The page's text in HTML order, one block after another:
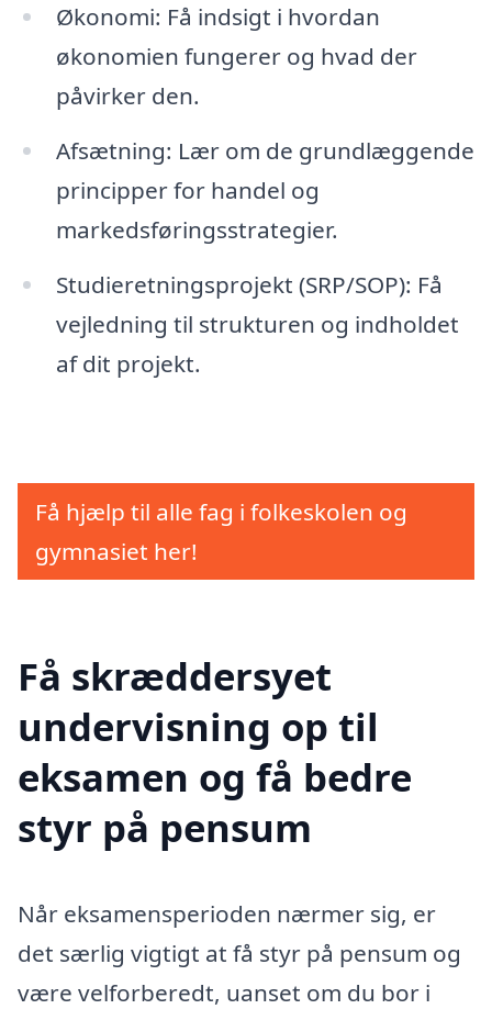
Økonomi: Få indsigt i hvordan
økonomien fungerer og hvad der
påvirker den.
Afsætning: Lær om de grundlæggende
principper for handel og
markedsføringsstrategier.
Studieretningsprojekt (SRP/SOP): Få
vejledning til strukturen og indholdet
af dit projekt.
Få hjælp til alle fag i folkeskolen og
gymnasiet her!
Få skræddersyet
undervisning op til
eksamen og få bedre
styr på pensum
Når eksamensperioden nærmer sig, er
det særlig vigtigt at få styr på pensum og
være velforberedt, uanset om du bor i